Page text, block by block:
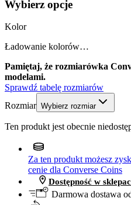
Wybierz opcje
Kolor
Ładowanie kolorów…
Pamiętaj, że rozmiarówka
modelami.
Sprawdź tabelę rozmiarów
Rozmiar Wybierz rozmiar
Ten produkt jest obecnie
Za ten produkt możesz
cenie dla Converse Coins
Dostępność w
Darmowa dostawa